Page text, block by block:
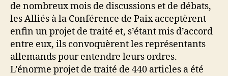
de nombreux mois de discussions et de débats,
les Alliés à la Conférence de Paix acceptèrent
enfin un projet de traité et, s’étant mis d’accord
entre eux, ils convoquèrent les représentants
allemands pour entendre leurs ordres.
L’énorme projet de traité de 440 articles a été